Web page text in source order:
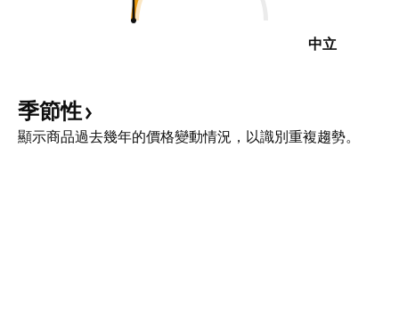
中立
季節性
顯示商品過去幾年的價格變動情況，以識別重複趨勢。